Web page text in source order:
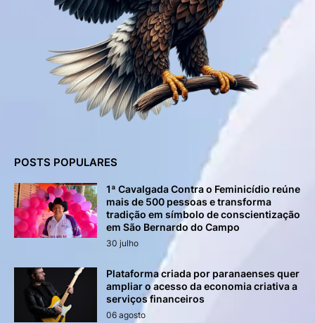
POSTS POPULARES
1ª Cavalgada Contra o Feminicídio reúne
mais de 500 pessoas e transforma
tradição em símbolo de conscientização
em São Bernardo do Campo
30 julho
Plataforma criada por paranaenses quer
ampliar o acesso da economia criativa a
serviços financeiros
06 agosto